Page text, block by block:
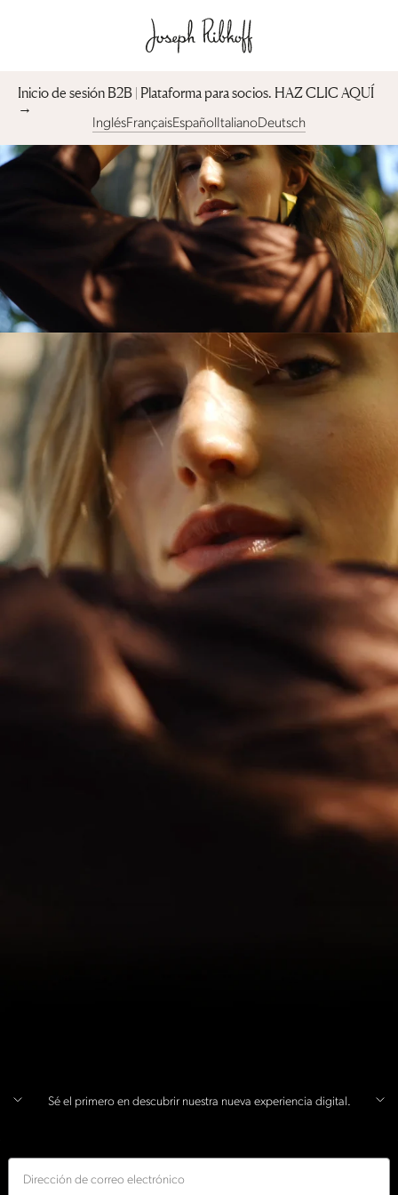
Inicio de sesión B2B | Plataforma para socios︎. HAZ CLIC AQUÍ
→
InglésFrançaisEspañolItalianoDeutsch
Sé el primero en descubrir nuestra nueva experiencia digital.
Correo electrónico